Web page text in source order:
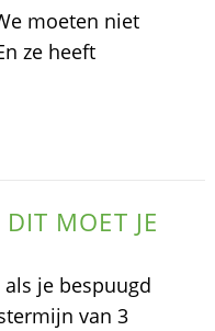
moeten niet
ze heeft
MOET JE
je bespuugd
van 3